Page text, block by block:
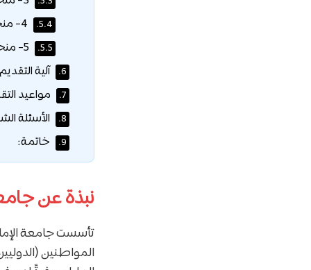
5.4.
5.5.
6. آلية
7. مواعيد
8. الأسئلة
9. خاتمة:
نبذة عن
المواطنين